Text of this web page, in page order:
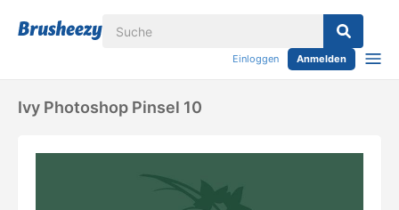
Einloggen Anmelden
Ivy Photoshop Pinsel 10